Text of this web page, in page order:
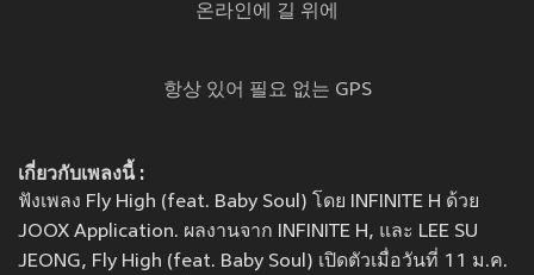
온라인에 길 위에
항상 있어 필요 없는 GPS
เกี่ยวกับเพลงนี้ :
ฟังเพลง Fly High (feat. Baby Soul) โดย INFINITE H ด้วย
JOOX Application. ผลงานจาก INFINITE H, และ LEE SU
JEONG, Fly High (feat. Baby Soul) เปิดตัวเมื่อวันที่ 11 ม.ค.